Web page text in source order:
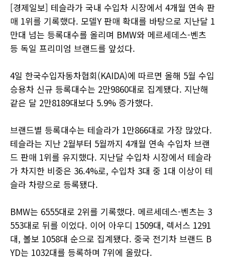
[경제일보] 테슬라가 국내 수입차 시장에서 4개월 연속 판
매 1위를 기록했다. 모델Y 판매 확대를 바탕으로 지난달 1
만대 넘는 등록대수를 올리며 BMW와 메르세데스-벤츠
등 독일 프리미엄 브랜드를 앞섰다.
4일 한국수입자동차협회(KAIDA)에 따르면 올해 5월 수입
승용차 신규 등록대수는 2만9860대로 집계됐다. 지난해
같은 달 2만8189대보다 5.9% 증가했다.
브랜드별 등록대수는 테슬라가 1만866대로 가장 많았다.
테슬라는 지난 2월부터 5월까지 4개월 연속 수입차 브랜
드 판매 1위를 유지했다. 지난달 수입차 시장에서 테슬라
가 차지한 비중은 36.4%로, 수입차 3대 중 1대 이상이 테
슬라 차량으로 등록됐다.
BMW는 6555대로 2위를 기록했다. 메르세데스-벤츠는 3
553대로 뒤를 이었다. 이어 아우디 1509대, 렉서스 1291
대, 볼보 1058대 순으로 집계됐다. 중국 전기차 브랜드 B
YD는 1032대를 등록하며 7위에 올랐다.